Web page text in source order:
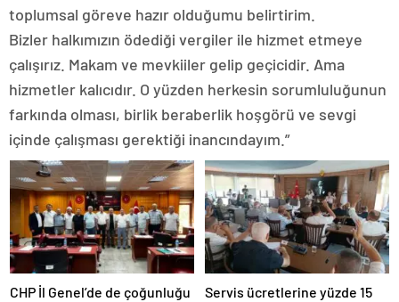
toplumsal göreve hazır olduğumu belirtirim.
Bizler halkımızın ödediği vergiler ile hizmet etmeye
çalışırız. Makam ve mevkiiler gelip geçicidir. Ama
hizmetler kalıcıdır. O yüzden herkesin sorumluluğunun
farkında olması, birlik beraberlik hoşgörü ve sevgi
içinde çalışması gerektiği inancındayım.”
CHP İl Genel’de de çoğunluğu
Servis ücretlerine yüzde 15